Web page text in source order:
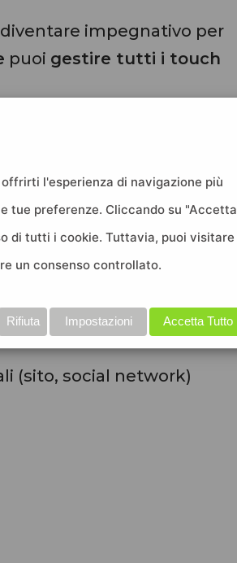
impegnativo per
puoi gestire tutti i touch
che digitali.
che andrai ad
al progetto
(sito, social network)
l'esperienza di navigazione più
tue preferenze. Cliccando su "Accetta
di tutti i cookie. Tuttavia, puoi visitare
un consenso controllato.
Accetta Tutto
Impostazioni
Rifiuta